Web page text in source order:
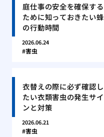
庭仕事の安全を確保する
ために知っておきたい蜂
の行動時間
2026.06.24
害虫
衣替えの際に必ず確認し
たい衣類害虫の発生サイ
ンと対策
2026.06.21
害虫